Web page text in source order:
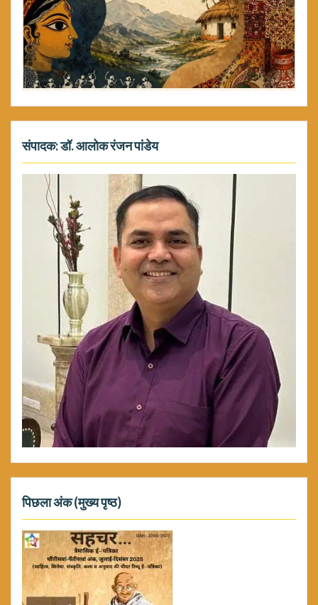
संपादक: डॉ. आलोक रंजन पांडेय
पिछला अंक (मुख्य पृष्ठ)